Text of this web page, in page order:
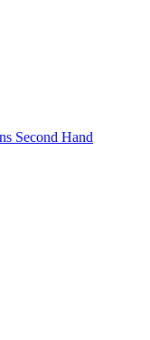
Second Hand